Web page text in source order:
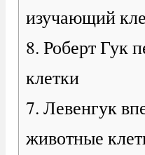
изучающий
8. Роберт Гук
клетки
7. Левенгук
животные